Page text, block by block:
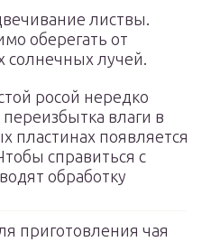
листвы.
оберегать от
солнечных лучей.
росой нередко
влаги в
пластинах появляется
справиться с
обработку
приготовления чая